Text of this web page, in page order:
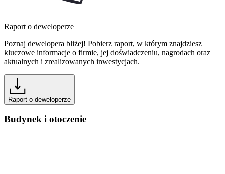
Raport o deweloperze
Poznaj dewelopera bliżej! Pobierz raport, w którym znajdziesz
kluczowe informacje o firmie, jej doświadczeniu, nagrodach oraz
aktualnych i zrealizowanych inwestycjach.
Raport o deweloperze
Budynek i otoczenie